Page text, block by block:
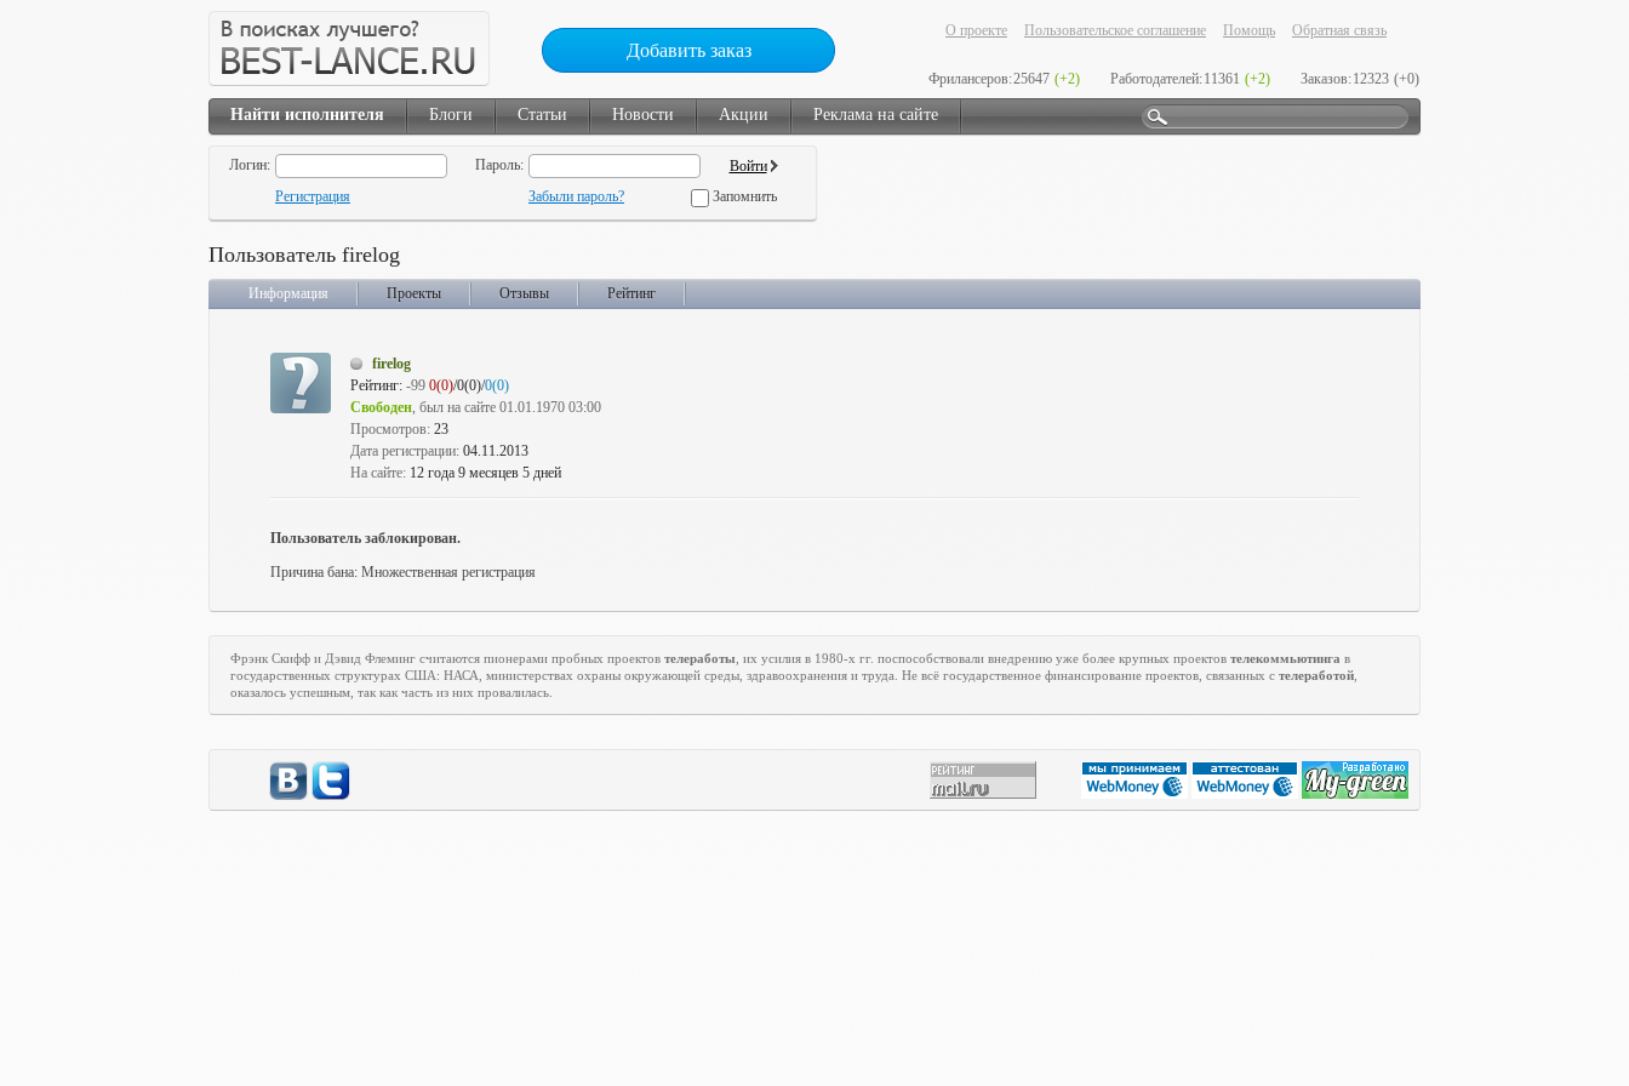
Добавить заказ
О проекте Пользовательское соглашение Помощь Обратная связь
Фрилансеров:25647 (+2) Работодателей:11361 (+2) Заказов:12323 (+0)
Найти исполнителя Блоги Статьи Новости Акции Реклама на сайте
Логин:
Пароль:
Регистрация
Забыли пароль? Запомнить
Пользователь firelog
Информация Проекты Отзывы Рейтинг
firelog
Рейтинг: -99 0(0)/0(0)/0(0)
Свободен, был на сайте 01.01.1970 03:00
Просмотров: 23
Дата регистрации: 04.11.2013
На сайте: 12 года 9 месяцев 5 дней
Пользователь заблокирован.
Причина бана: Множественная регистрация
Фрэнк Скифф и Дэвид Флеминг считаются пионерами пробных проектов телеработы , их усилия в 1980-х гг. поспособствовали внедрению уже более крупных проектов телекоммьютинга в
государственных структурах США: НАСА, министерствах охраны окружающей среды, здравоохранения и труда. Не всё государственное финансирование проектов, связанных с телеработой
оказалось успешным, так как часть из них провалилась.